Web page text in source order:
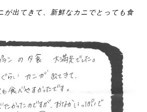
出てきて、 新鮮なカニでとっても食